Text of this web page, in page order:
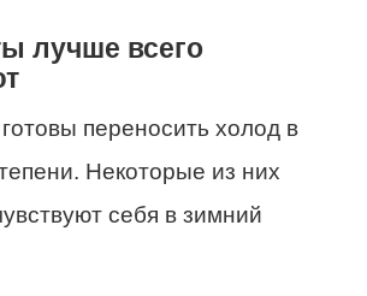
лучше всего
переносить холод в
Некоторые из них
себя в зимний